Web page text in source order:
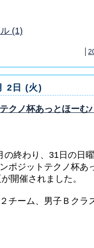
(1)
2日 (火)
クノ杯あっとほーむ
の終わり、31日の日
ポジットテクノ杯あ
開催されました。
チーム、男子Ｂクラ